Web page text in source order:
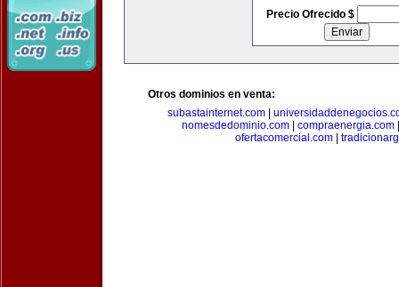
Precio Ofrecido $
Otros dominios en venta:
subastainternet.com|
nomesdedominio.com| compraenergia.com
ofertacomercial.com